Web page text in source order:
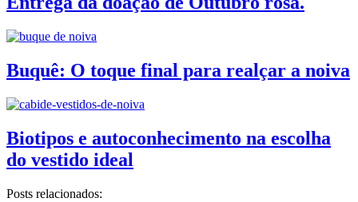
Buquê: O toque final para realçar a noiva
Biotipos e autoconhecimento na escolha
do vestido ideal
Posts relacionados: